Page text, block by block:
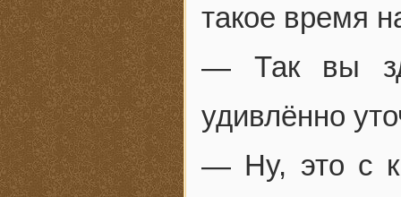
такое время
— Так вы
удивлённо
— Ну, это с